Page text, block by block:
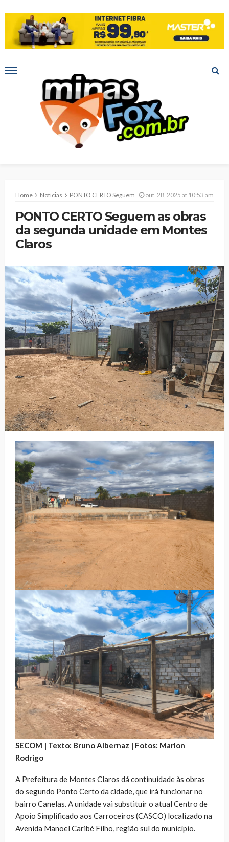
Home Notícias PONTO CERTO Seguem as obras da segunda unidade em Montes Claros
out. 28, 2025 at 10:53 am
PONTO CERTO Seguem as obras
da segunda unidade em Montes
Claros
SECOM | Texto: Bruno Albernaz | Fotos: Marlon
Rodrigo
A Prefeitura de Montes Claros dá continuidade às obras
do segundo Ponto Certo da cidade, que irá funcionar no
bairro Canelas. A unidade vai substituir o atual Centro de
Apoio Simplificado aos Carroceiros (CASCO) localizado na
Avenida Manoel Caribé Filho, região sul do município.